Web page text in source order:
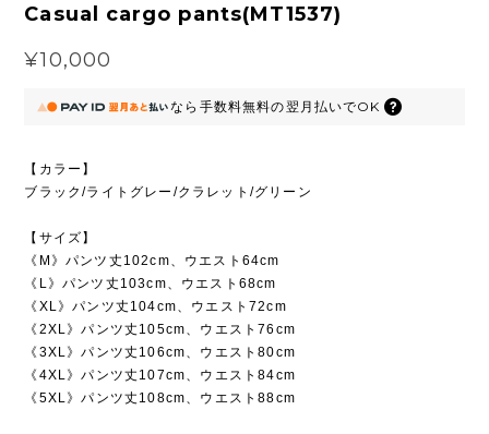
Casual cargo pants(MT1537)
¥10,000
なら 手数料無料の翌月払いでOK
【カラー】
ブラック/ライトグレー/クラレット/グリーン
【サイズ】
《M》パンツ丈102cm、ウエスト64cm
《L》パンツ丈103cm、ウエスト68cm
《XL》パンツ丈104cm、ウエスト72cm
《2XL》パンツ丈105cm、ウエスト76cm
《3XL》パンツ丈106cm、ウエスト80cm
《4XL》パンツ丈107cm、ウエスト84cm
《5XL》パンツ丈108cm、ウエスト88cm